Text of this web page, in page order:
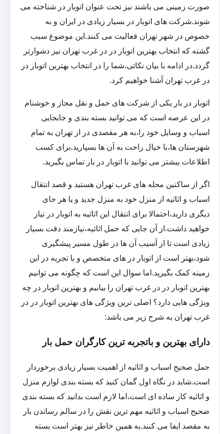
صورت زمینی می باشند نیز تحت عنوان اتوبار در شناخته می
شوند.شرکت های اتوبار در بسیار زیادی در ایران و به
خصوص در شهر تهران فعالیت می کنند.این موضوع سبب
گشته که انتخاب بهترین اتوبار در در غرب تهران نیز دشوارتر
گردد.در ادامه با بیان نکاتی،شما را در انتخاب بهترین اتوبار در
در غرب تهران آشنا خواهیم کرد.
اتوبار در بار یکی از شرکت های حمل و نقل مجاز و خوشنام
در این عرصه است که می توانید بسته بندی و جابجایی
اسباب و وسایل خود را،به هر مقصدی در از تهران به تمام
شهرستان ها،با خیال راحت به آن ها بسپارید.برای کسب
اطلاعات بیشتر می توانید با اتوبار در بار تماس بگیرید.
اگر از ساکنین محله های غرب تهران هستید و قصد انتقال
اسباب و اثاثیه از منزل خود به منزل جدید و یا هر جای
دیگری دارید،احتمالا برای انتقال این اثاثیه به اتوبار در نیاز
خواهید داشت.از آن جایی که حمل اثاثیه،نیازمند دقت بسیار
زیادی است تا از آسیب آن ها در طول مسیر پیشگیری
شود،بهتر است از اتوبار در های متخصص و با تجربه در این
زمینه کمک بگیرید.اما سوال این است که چگونه می توانیم
بهترین اتوبار در در غرب تهران را بیابیم و بهترین اتوبار در چه
ویژگی هایی دارد؟ اصلی ترین ویژگی های بهترین اتوبار در در
غرب تهران به شرح زیر می باشد:
دارای بهترین و باتجربه ترین کارگران حمل بار
حمل صحیح اسباب و اثاثیه از اهمیت بسیار زیادی برخوردار
است.شاید در نگاه اول گمان کنید که بسته بندی لوازم منزل
و اثاثیه کار ساده ای است،اما لازم است بدانید که بسته بندی
صحیح اسباب و اثاثیه مهم ترین نقش را در سالم رساندن بار
به مقصد ایفا می کنند.به همین خاطر نیز بهتر است بسته